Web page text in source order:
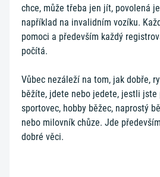
chce, může třeba jen jít, povolená
například na invalidním vozíku.
pomoci a především každý
počítá.
Vůbec nezáleží na tom, jak dobře,
běžíte, jdete nebo jedete, jestli
sportovec, hobby běžec, naprostý
nebo milovník chůze. Jde
dobré věci.